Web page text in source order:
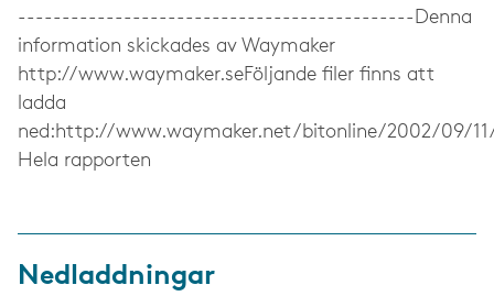
---------------------------------------------Denna
information skickades av Waymaker
http://www.waymaker.seFöljande filer finns att
ladda
ned:http://www.waymaker.net/bitonline/2002/09/
Hela rapporten
Nedladdningar